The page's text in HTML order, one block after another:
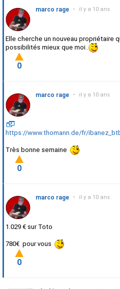
marco rage • il y a 10 ans
Elle cherche un nouveau propriétaire
possibilités mieux que moi..
0
marco rage • il y a 10 ans
https://www.thomann.de/fr/
Très bonne semaine
0
marco rage • il y a 10 ans
1.029 € sur Toto
780€ pour vous
0